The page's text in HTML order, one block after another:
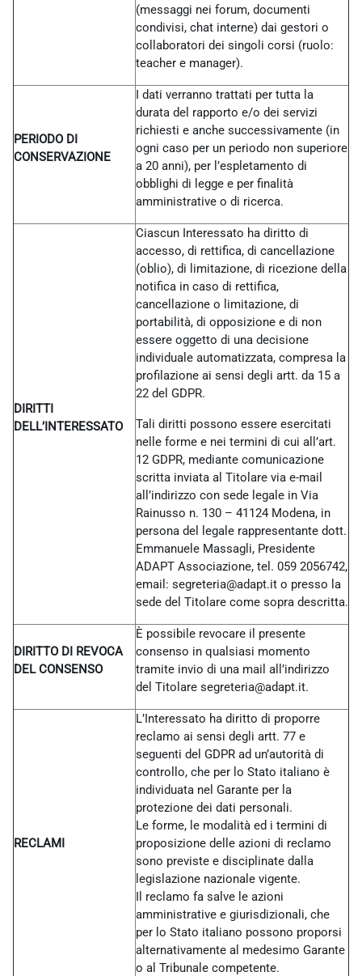
(messaggi nei forum, documenti
condivisi, chat interne) dai gestori o
collaboratori dei singoli corsi (ruolo:
teacher e manager).
PERIODO DI
CONSERVAZIONE
I dati verranno trattati per tutta la
durata del rapporto e/o dei servizi
richiesti e anche successivamente (in
ogni caso per un periodo non superiore
a 20 anni), per l’espletamento di
obblighi di legge e per finalità
amministrative o di ricerca.
DIRITTI
DELL’INTERESSATO
Ciascun Interessato ha diritto di
accesso, di rettifica, di cancellazione
(oblio), di limitazione, di ricezione della
notifica in caso di rettifica,
cancellazione o limitazione, di
portabilità, di opposizione e di non
essere oggetto di una decisione
individuale automatizzata, compresa la
profilazione ai sensi degli artt. da 15 a
22 del GDPR.
Tali diritti possono essere esercitati
nelle forme e nei termini di cui all’art.
12 GDPR, mediante comunicazione
scritta inviata al Titolare via e-mail
all’indirizzo con sede legale in Via
Rainusso n. 130 – 41124 Modena, in
persona del legale rappresentante dott.
Emmanuele Massagli, Presidente
ADAPT Associazione, tel. 059 2056742,
email: segreteria@adapt.it o presso la
sede del Titolare come sopra descritta.
DIRITTO DI REVOCA
DEL CONSENSO
È possibile revocare il presente
consenso in qualsiasi momento
tramite invio di una mail all’indirizzo
del Titolare segreteria@adapt.it.
RECLAMI
L’Interessato ha diritto di proporre
reclamo ai sensi degli artt. 77 e
seguenti del GDPR ad un’autorità di
controllo, che per lo Stato italiano è
individuata nel Garante per la
protezione dei dati personali.
Le forme, le modalità ed i termini di
proposizione delle azioni di reclamo
sono previste e disciplinate dalla
legislazione nazionale vigente.
Il reclamo fa salve le azioni
amministrative e giurisdizionali, che
per lo Stato italiano possono proporsi
alternativamente al medesimo Garante
o al Tribunale competente.